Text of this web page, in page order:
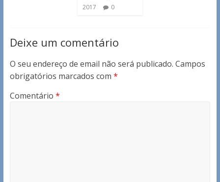
2017
0
Deixe um comentário
O seu endereço de email não será publicado. Campos
obrigatórios marcados com *
Comentário *